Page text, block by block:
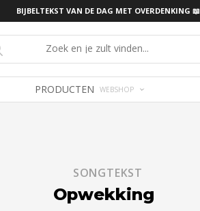
BIJBELTEKST VAN DE DAG MET OVERDENKING 📖
PRODUCTEN WEBSHOP
SONGTEKST
Opwekking